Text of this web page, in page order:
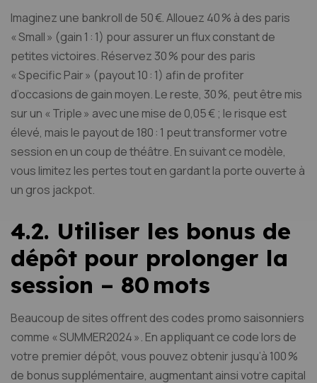
Imaginez une bankroll de 50 €. Allouez 40 % à des paris
« Small » (gain 1 : 1) pour assurer un flux constant de
petites victoires. Réservez 30 % pour des paris
« Specific Pair » (payout 10 : 1) afin de profiter
d’occasions de gain moyen. Le reste, 30 %, peut être mis
sur un « Triple » avec une mise de 0,05 € ; le risque est
élevé, mais le payout de 180 : 1 peut transformer votre
session en un coup de théâtre. En suivant ce modèle,
vous limitez les pertes tout en gardant la porte ouverte à
un gros jackpot.
4.2. Utiliser les bonus de
dépôt pour prolonger la
session – 80 mots
Beaucoup de sites offrent des codes promo saisonniers
comme « SUMMER2024 ». En appliquant ce code lors de
votre premier dépôt, vous pouvez obtenir jusqu’à 100 %
de bonus supplémentaire, augmentant ainsi votre capital